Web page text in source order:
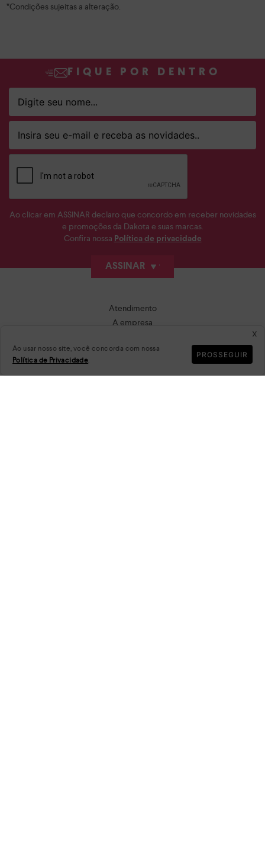
x
Ao usar nosso site, você concorda com nossa
Política de Privacidade.
PROSSEGUIR
*Condições sujeitas a alteração.
FIQUE POR DENTRO
Ao clicar em ASSINAR declaro que concordo em receber novidades
e promoções da Dakota e suas marcas.
Confira nossa Política de privacidade
ASSINAR
Atendimento
A empresa
Política de privacidade